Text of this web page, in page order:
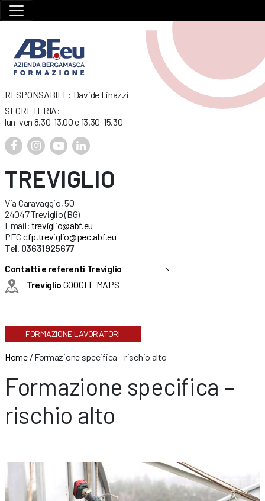
RESPONSABILE: Davide Finazzi
SEGRETERIA:
lun-ven 8.30-13.00 e 13.30-15.30
TREVIGLIO
Via Caravaggio, 50
24047 Treviglio (BG)
Email: treviglio@abf.eu
PEC cfp.treviglio@pec.abf.eu
Tel. 03631925677
Contatti e referenti Treviglio
Treviglio GOOGLE MAPS
FORMAZIONE LAVORATORI
Home/ Formazione specifica – rischio alto
Formazione specifica –
rischio alto